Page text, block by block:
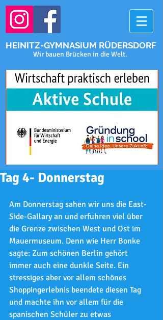
HEINITZ-GYMNASIUM RÜDERSDORF
Wir bauen Brücken in die Welt.
Tag 4- Donnerstag
Am Donnerstag sahen wir uns die East-
Side-Gallary an und erfuhren viel über
die Grenze zwischen West und Ost im
Mauermuseum. Denn wie Herr Bonke
sagte: Zum schönen Berlin gehört
immer auch eine dunkle Seite. Ein
stressiges aber vor allem schönes
Shoppingerlebnis beendete diesen Tag
und machte ihn vor allem für die
spanischen Schüler zu etwas